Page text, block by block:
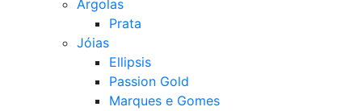
Argolas
Prata
Jóias
Ellipsis
Passion Gold
Marques e Gomes